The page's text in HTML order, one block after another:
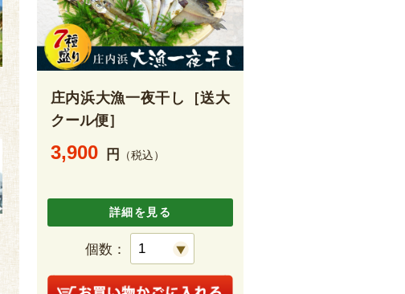
庄内浜大漁一夜干し［送大
クール便］
3,900 円 （税込）
詳細を見る
個数：